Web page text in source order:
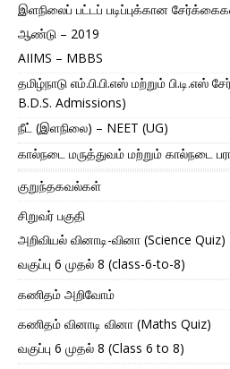
இளநிலைப் பட்டப் படிப்புக்கான
ஆண்டு – 2019
AIIMS – MBBS
தமிழ்நாடு எம்.பி.பி.எஸ் மற்றும் பி.டி.எஸ்
B.D.S. Admissions)
நீட் (இளநிலை) – NEET (UG)
கால்நடை மருத்துவம் மற்றும் கால்நடை
குறுந்தகவல்கள்
சிறுவர் பகுதி
அறிவியல் வினாடி-வினா (Science Quiz)
வகுப்பு 6 முதல் 8 (class-6-to-8)
கணிதம் அறிவோம்
கணிதம் வினாடி வினா (Maths Quiz)
வகுப்பு 6 முதல் 8 (Class 6 to 8)